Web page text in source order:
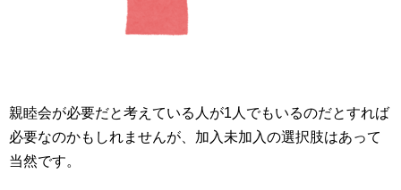
親睦会が必要だと考えている人が1人でもいるのだとすれば
必要なのかもしれませんが、加入未加入の選択肢はあって
当然です。